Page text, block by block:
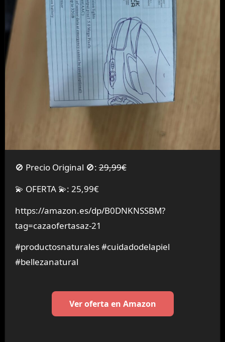
🚫 Precio Original 🚫:29,99€
💫 OFERTA 💫: 25,99€
https://amazon.es/dp/B0DNKNSSBM?
tag=cazaofertasaz-21
#productosnaturales #cuidadodelapiel
#bellezanatural
Ver oferta en Amazon